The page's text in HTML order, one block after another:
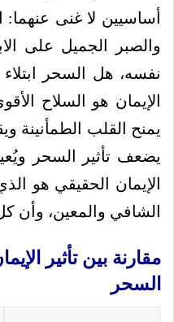
أساسيين لا غنى عنهما:
والصبر الجميل على
نفسه، هل السحر ابتلاء
الإيمان هو السلاح
يمنح القلب الطمأنينة
يضعف تأثير السحر
الإيمان الحقيقي هو
الشافي والمعين، وأن
مقارنة بين تأثير
السحر